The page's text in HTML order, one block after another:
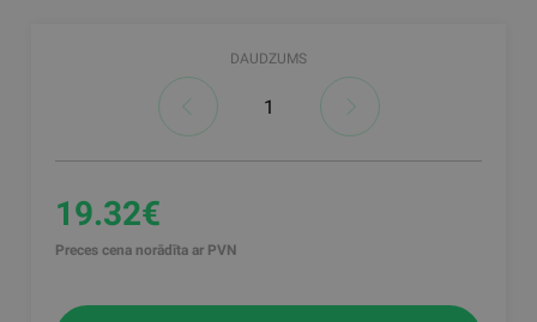
DAUDZUMS
19.32€
Preces cena norādīta ar PVN